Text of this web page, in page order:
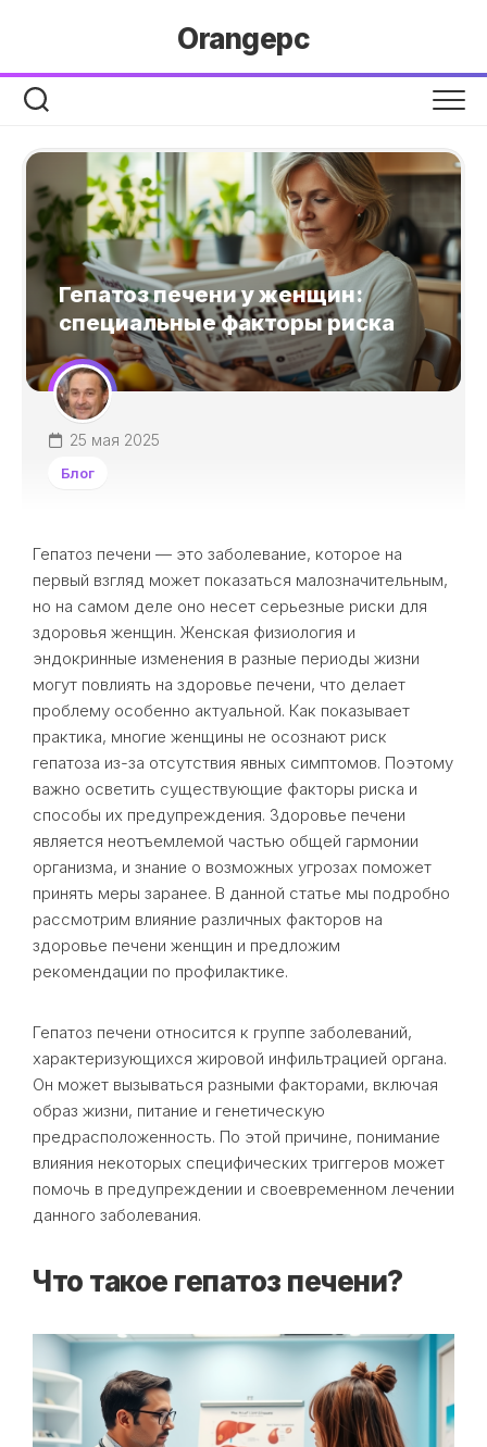
Orangepc
Гепатоз печени у женщин:
специальные факторы риска
25 мая 2025
Блог
Гепатоз печени — это заболевание, которое на
первый взгляд может показаться малозначительным,
но на самом деле оно несет серьезные риски для
здоровья женщин. Женская физиология и
эндокринные изменения в разные периоды жизни
могут повлиять на здоровье печени, что делает
проблему особенно актуальной. Как показывает
практика, многие женщины не осознают риск
гепатоза из-за отсутствия явных симптомов. Поэтому
важно осветить существующие факторы риска и
способы их предупреждения. Здоровье печени
является неотъемлемой частью общей гармонии
организма, и знание о возможных угрозах поможет
принять меры заранее. В данной статье мы подробно
рассмотрим влияние различных факторов на
здоровье печени женщин и предложим
рекомендации по профилактике.
Гепатоз печени относится к группе заболеваний,
характеризующихся жировой инфильтрацией органа.
Он может вызываться разными факторами, включая
образ жизни, питание и генетическую
предрасположенность. По этой причине, понимание
влияния некоторых специфических триггеров может
помочь в предупреждении и своевременном лечении
данного заболевания.
Что такое гепатоз печени?